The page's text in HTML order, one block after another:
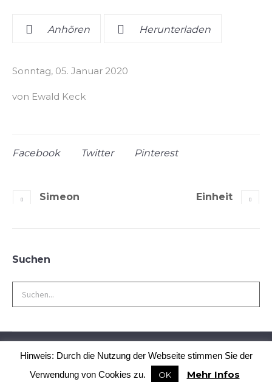
Anhören Herunterladen
Sonntag, 05. Januar 2020
von Ewald Keck
Facebook Twitter Pinterest
Simeon Einheit
Suchen
Search
for:
Kontakt
Impressum
Datenschutzerklärung/ © 2020 Christusgemeinde
Hinweis: Durch die Nutzung der Webseite stimmen Sie der
Verwendung von Cookies zu.
OK Mehr Infos